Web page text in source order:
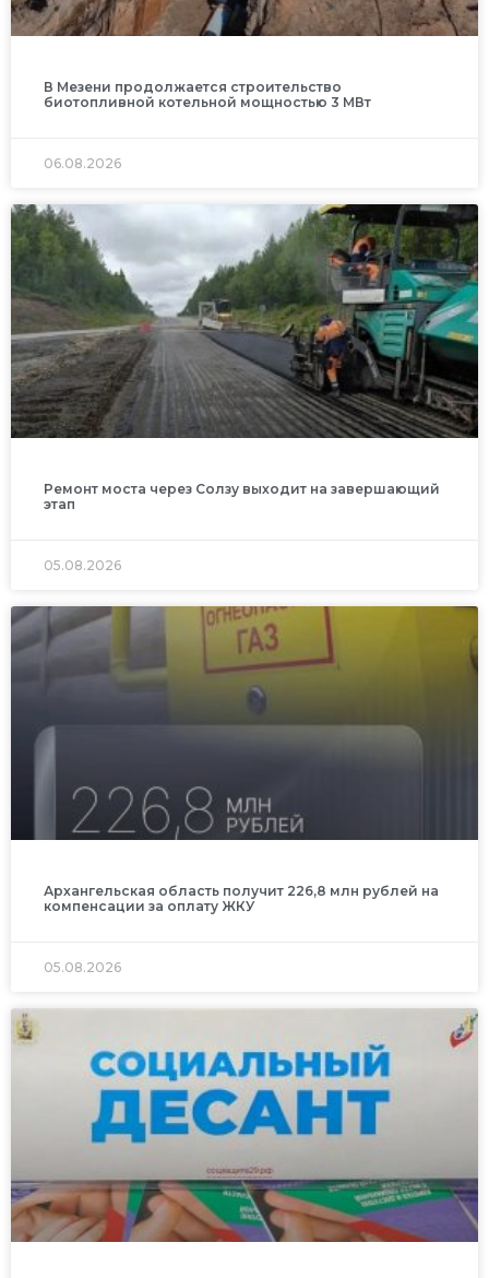
В Мезени продолжается строительство
биотопливной котельной мощностью 3 МВт
06.08.2026
Ремонт моста через Солзу выходит на завершающий
этап
05.08.2026
Архангельская область получит 226,8 млн рублей на
компенсации за оплату ЖКУ
05.08.2026